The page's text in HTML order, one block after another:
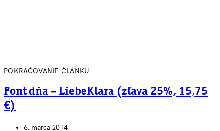
POKRAČOVANIE ČLÁNKU
Font dňa – LiebeKlara (zľava 25%, 15,75
€)
6. marca 2014